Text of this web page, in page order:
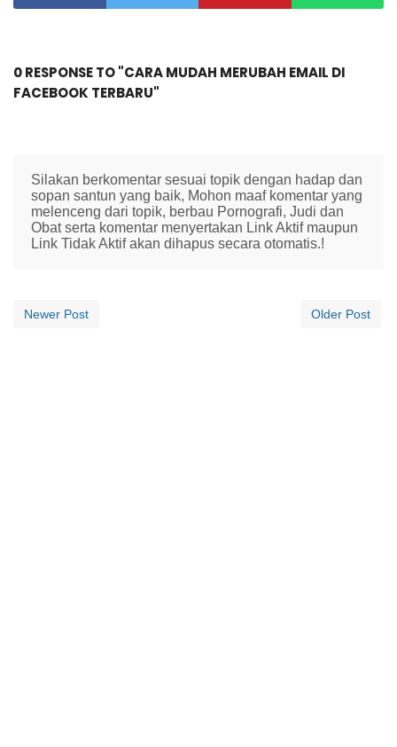
0 RESPONSE TO "CARA MUDAH MERUBAH EMAIL DI
FACEBOOK TERBARU"
Silakan berkomentar sesuai topik dengan hadap dan
sopan santun yang baik, Mohon maaf komentar yang
melenceng dari topik, berbau Pornografi, Judi dan
Obat serta komentar menyertakan Link Aktif maupun
Link Tidak Aktif akan dihapus secara otomatis.!
Newer Post Older Post